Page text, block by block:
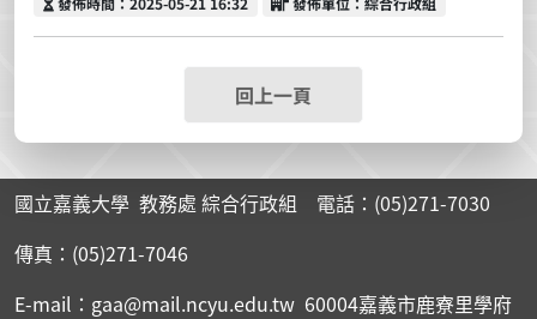
回上一頁
國立嘉義大學 教務處 綜合行政組 電話：(05)271-7030
傳真：(05)271-7046
E-mail：gaa@mail.ncyu.edu.tw 60004嘉義市鹿寮里學府